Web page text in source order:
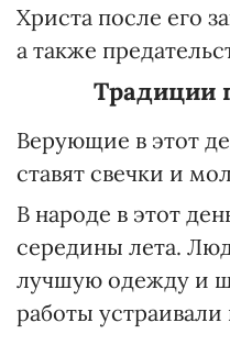
Христа после его
а также
Традиции
Верующие в этот
ставят свечки и
В народе в этот
середины лета.
лучшую одежду и
работы